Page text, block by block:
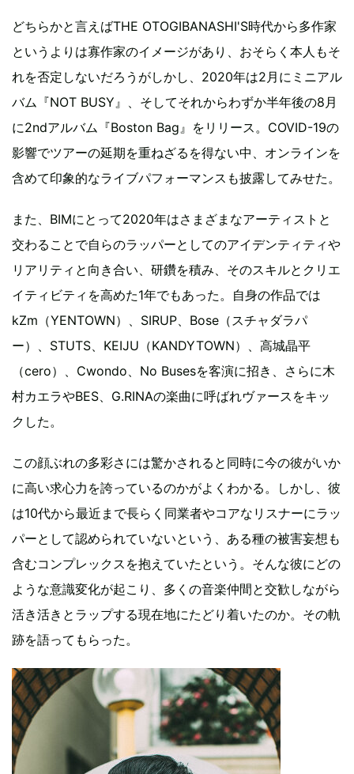
どちらかと言えばTHE OTOGIBANASHI'S時代から多作家
というよりは寡作家のイメージがあり、おそらく本人もそ
れを否定しないだろうがしかし、2020年は2月にミニアル
バム『NOT BUSY』、そしてそれからわずか半年後の8月
に2ndアルバム『Boston Bag』をリリース。COVID-19の
影響でツアーの延期を重ねざるを得ない中、オンラインを
含めて印象的なライブパフォーマンスも披露してみせた。
また、BIMにとって2020年はさまざまなアーティストと
交わることで自らのラッパーとしてのアイデンティティや
リアリティと向き合い、研鑽を積み、そのスキルとクリエ
イティビティを高めた1年でもあった。自身の作品では
kZm（YENTOWN）、SIRUP、Bose（スチャダラパ
ー）、STUTS、KEIJU（KANDYTOWN）、高城晶平
（cero）、Cwondo、No Busesを客演に招き、さらに木
村カエラやBES、G.RINAの楽曲に呼ばれヴァースをキッ
クした。
この顔ぶれの多彩さには驚かされると同時に今の彼がいか
に高い求心力を誇っているのかがよくわかる。しかし、彼
は10代から最近まで長らく同業者やコアなリスナーにラッ
パーとして認められていないという、ある種の被害妄想も
含むコンプレックスを抱えていたという。そんな彼にどの
ような意識変化が起こり、多くの音楽仲間と交歓しながら
活き活きとラップする現在地にたどり着いたのか。その軌
跡を語ってもらった。